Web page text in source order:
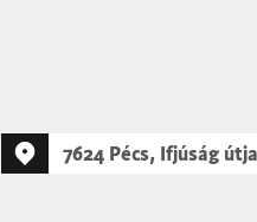
7624 Pécs, Ifjúság